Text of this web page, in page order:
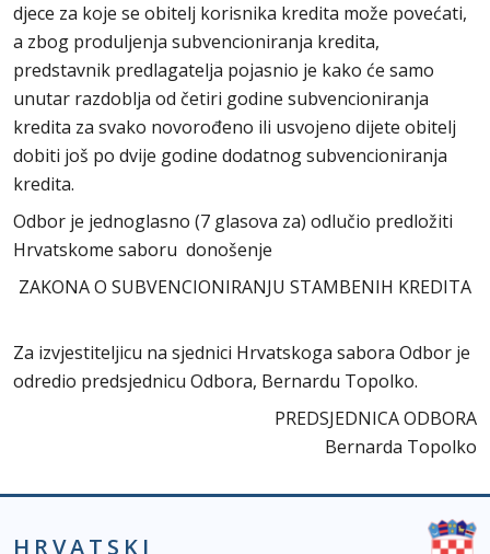
djece za koje se obitelj korisnika kredita može povećati,
a zbog produljenja subvencioniranja kredita,
predstavnik predlagatelja pojasnio je kako će samo
unutar razdoblja od četiri godine subvencioniranja
kredita za svako novorođeno ili usvojeno dijete obitelj
dobiti još po dvije godine dodatnog subvencioniranja
kredita.
Odbor je jednoglasno (7 glasova za) odlučio predložiti
Hrvatskome saboru donošenje
ZAKONA O SUBVENCIONIRANJU STAMBENIH KREDITA
Za izvjestiteljicu na sjednici Hrvatskoga sabora Odbor je
odredio predsjednicu Odbora, Bernardu Topolko.
PREDSJEDNICA ODBORA
Bernarda Topolko
HRVATSKI